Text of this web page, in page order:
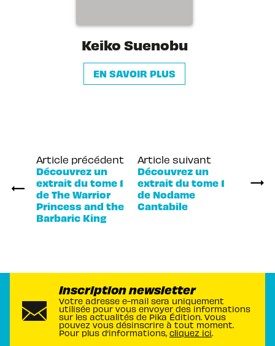
Keiko Suenobu
EN SAVOIR PLUS
Article précédent
Découvrez un
extrait du tome 1
de The Warrior
Princess and the
Barbaric King
Article suivant
Découvrez un
extrait du tome 1
de Nodame
Cantabile
Inscription newsletter
Votre adresse e-mail sera uniquement
utilisée pour vous envoyer des informations
sur les actualités de Pika Édition. Vous
pouvez vous désinscrire à tout moment.
Pour plus d’informations, cliquez ici.